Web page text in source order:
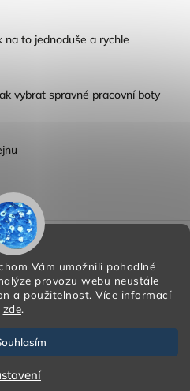
Vám umožnili pohodlné
provozu webu neustále
a použitelnost. Více informací
zde.
na to jednoduše a rychle
vybrat spravné pracovní boty
osobních údajů
s.r.o.
| Design